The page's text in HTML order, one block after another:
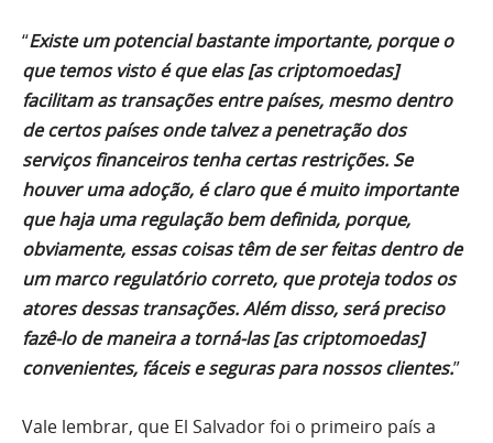
“Existe um potencial bastante importante, porque o
que temos visto é que elas [as criptomoedas]
facilitam as transações entre países, mesmo dentro
de certos países onde talvez a penetração dos
serviços financeiros tenha certas restrições. Se
houver uma adoção, é claro que é muito importante
que haja uma regulação bem definida, porque,
obviamente, essas coisas têm de ser feitas dentro de
um marco regulatório correto, que proteja todos os
atores dessas transações. Além disso, será preciso
fazê-lo de maneira a torná-las [as criptomoedas]
convenientes, fáceis e seguras para nossos clientes.”
Vale lembrar, que El Salvador foi o primeiro país a